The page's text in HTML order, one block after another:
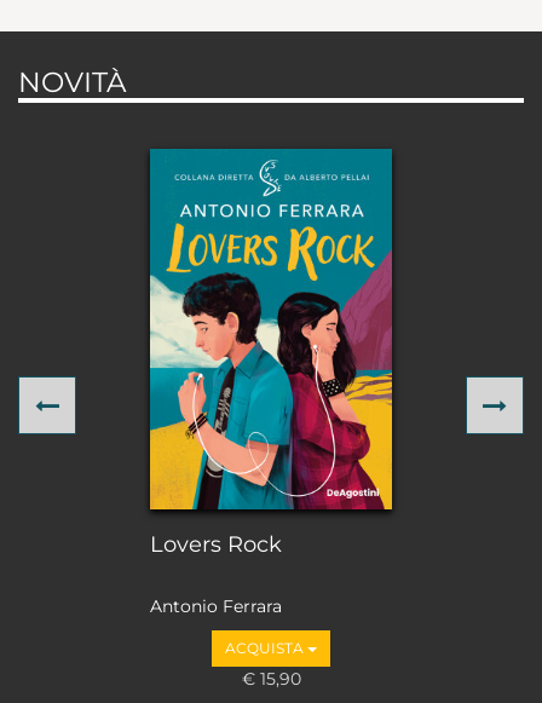
NOVITÀ
Lovers Rock
Antonio Ferrara
ACQUISTA
€ 15,90
Previous